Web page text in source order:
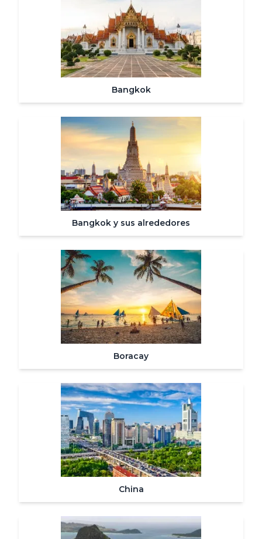
Bangkok
Bangkok y sus alrededores
Boracay
China